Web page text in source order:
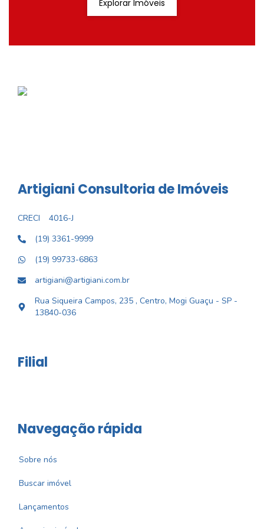
Explorar Imóveis
Artigiani Consultoria de Imóveis
CRECI
4016-J
(19) 3361-9999
(19) 99733-6863
artigiani@artigiani.com.br
Rua Siqueira Campos, 235 , Centro, Mogi Guaçu - SP -
13840-036
Filial
Navegação rápida
Sobre nós
Buscar imóvel
Lançamentos